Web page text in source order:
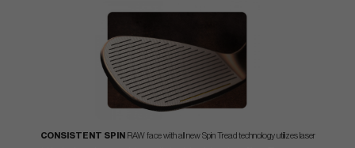
CONSISTENT SPIN RAW face with all new Spin Tread technology utilizes laser